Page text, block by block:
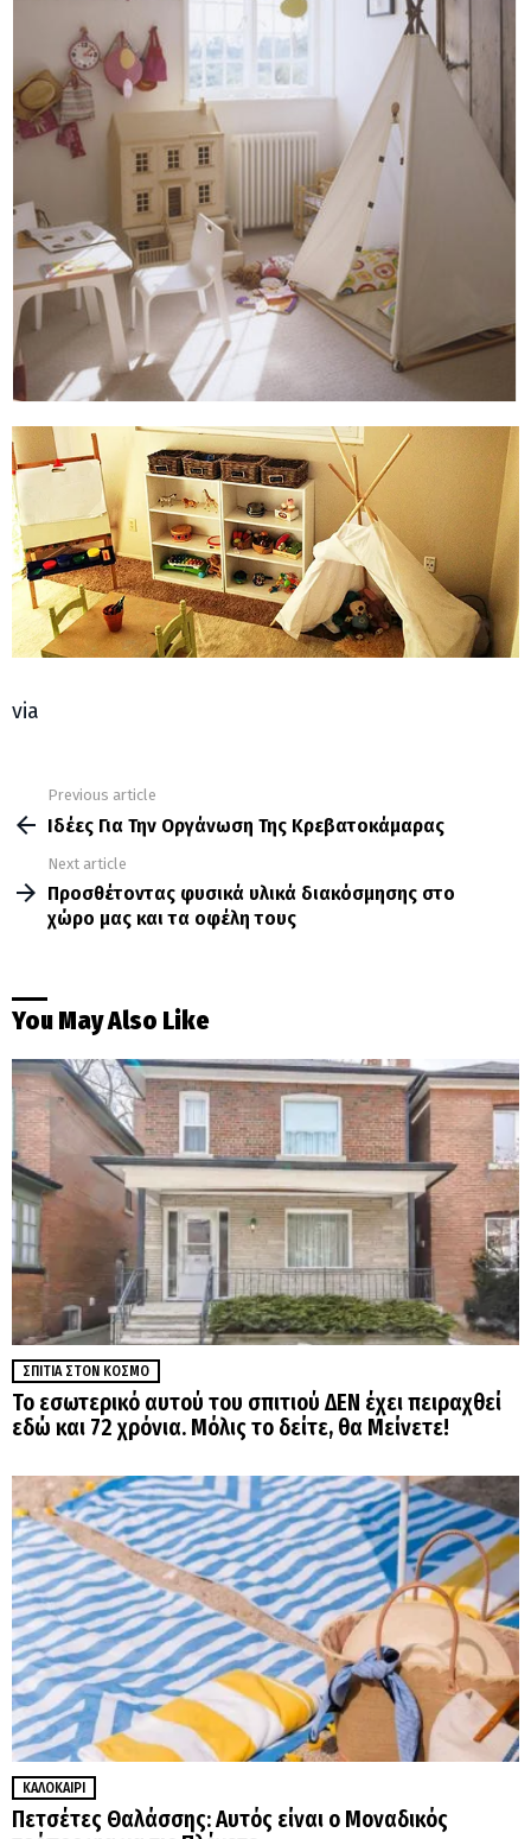
via
more
Previous article
Ιδέες Για Την Οργάνωση Της Κρεβατοκάμαρας
Next article
Προσθέτοντας φυσικά υλικά διακόσμησης στο
χώρο μας και τα οφέλη τους
You May Also Like
ΣΠΊΤΙΑ ΣΤΟΝ ΚΌΣΜΟ
Το εσωτερικό αυτού του σπιτιού ΔΕΝ έχει πειραχθεί
εδώ και 72 χρόνια. Μόλις το δείτε, θα Μείνετε!
ΚΑΛΟΚΑΊΡΙ
Πετσέτες Θαλάσσης: Αυτός είναι ο Μοναδικός